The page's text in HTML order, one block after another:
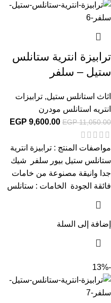
ترابيزة انترية ستانلس
ستيل – سلفر
اثاث استانلس ستيل, ترابيزات
انتريه استانلس مودرن
EGP11,050.00
EGP 9,600.00
مواصفات المنتج : ترابيزة انترية
ستانلس ستيل بيور سلفر شيك
جدا وانيقة مصنوعة من خامات
فائقة الجودة الخامات : ستانلس
إضافة إلى السلة
-13%